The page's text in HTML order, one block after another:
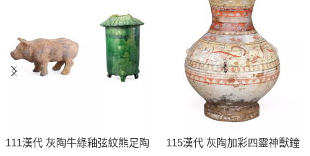
111漢代 灰陶牛綠釉弦紋熊足陶 115漢代 灰陶加彩四靈神獸鐘